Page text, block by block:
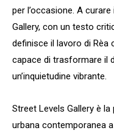
per l’occasione. A
Gallery, con un testo
definisce il lavoro di Rèa
capace di trasformare il
un’inquietudine vibrante.
Street Levels Gallery è
urbana contemporanea